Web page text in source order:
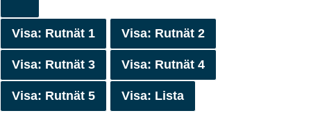
Visa: Rutnät 1 Visa: Rutnät 2
Visa: Rutnät 3 Visa: Rutnät 4
Visa: Rutnät 5 Visa: Lista